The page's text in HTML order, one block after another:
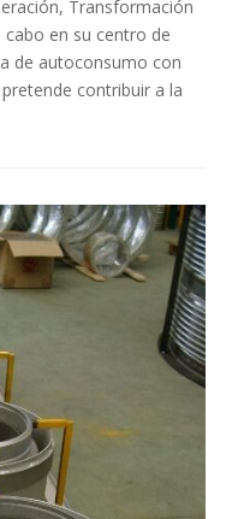
Transformación
cabo en su centro de
de autoconsumo con
contribuir a la